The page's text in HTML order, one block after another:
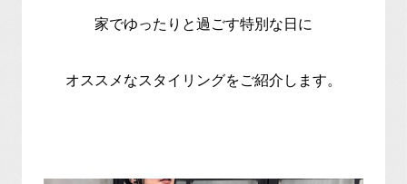
家でゆったりと過ごす特別な日に
オススメなスタイリングをご紹介します。